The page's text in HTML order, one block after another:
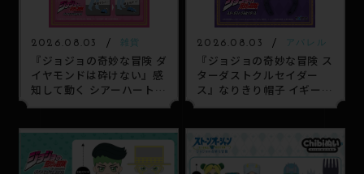
2026.08.03 雑貨
『ジョジョの奇妙な冒険 ダ
イヤモンドは砕けない』感
知して動く シアーハートア
2026.08.03 アパレル
『ジョジョの奇妙な冒険 ス
ターダストクルセイダー
ス』なりきり帽子 イギー＆